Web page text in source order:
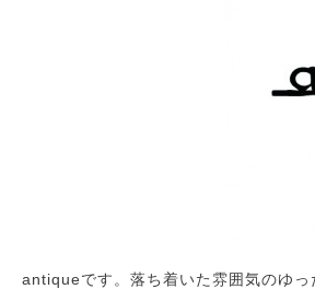
antiqueです。落ち着いた雰囲気のゆっ